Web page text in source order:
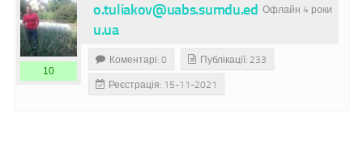
Офлайн 4 роки
o.tuliakov@uabs.sumdu.ed
u.ua
10
Коментарі: 0 Публікації: 233
Реєстрація: 15-11-2021